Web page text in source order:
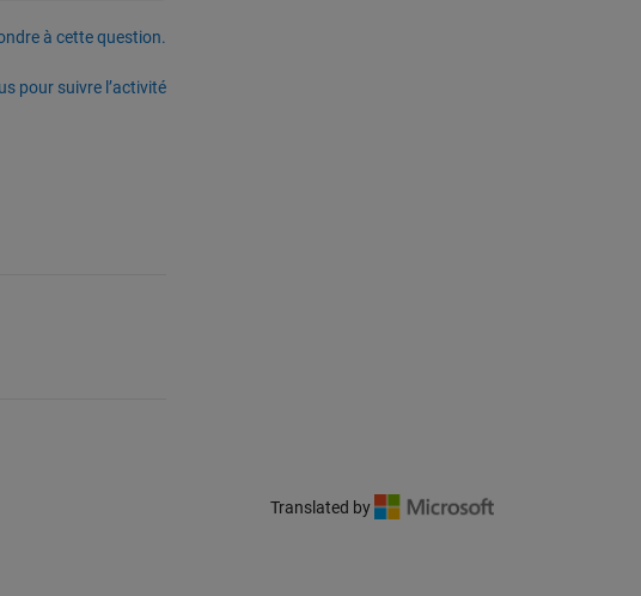
à cette question.
pour suivre l’activité
Translated by